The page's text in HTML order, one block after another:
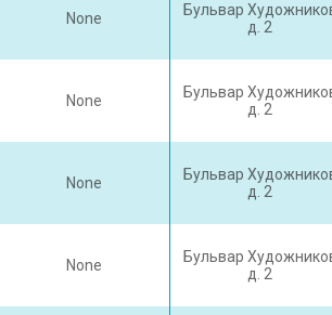
None
Бульвар
д. 2
None
Бульвар
д. 2
None
Бульвар
д. 2
None
Бульвар
д. 2